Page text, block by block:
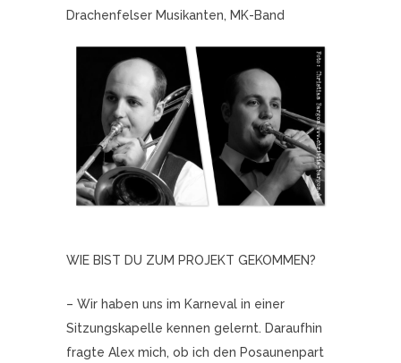
Drachenfelser Musikanten, MK-Band
WIE BIST DU ZUM PROJEKT GEKOMMEN?
– Wir haben uns im Karneval in einer
Sitzungskapelle kennen gelernt. Daraufhin
fragte Alex mich, ob ich den Posaunenpart